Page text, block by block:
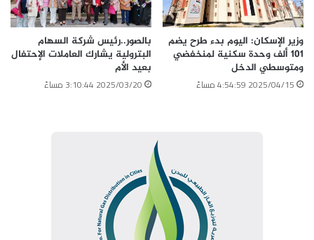
وزير الإسكان: اليوم بدء طرح يضم
101 ألف وحدة سكنية لمنخفضي
ومتوسطي الدخل
2025/04/15 4:54:59 مساءً
بالصور..رئيس شركة السهام
البترولية يشارك العاملات الإحتفال
بعيد الأم
2025/03/20 3:10:44 مساءً